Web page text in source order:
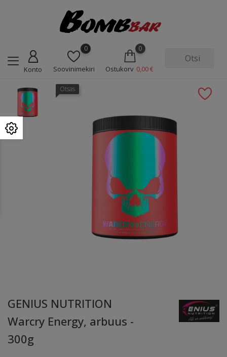
Konto
0
Soovinimekiri
0
Ostukorv 0,00 €
Otsas
GENIUS NUTRITION
Warcry Energy, arbuus -
300g